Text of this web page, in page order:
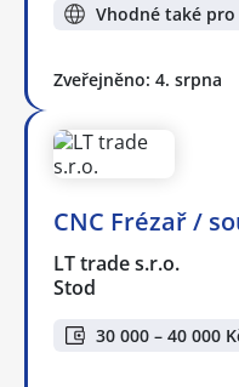
Vhodné také pro
Zveřejněno: 4. srpna
CNC Frézař /
LT trade s.r.o.
Stod
30 000 – 40 000